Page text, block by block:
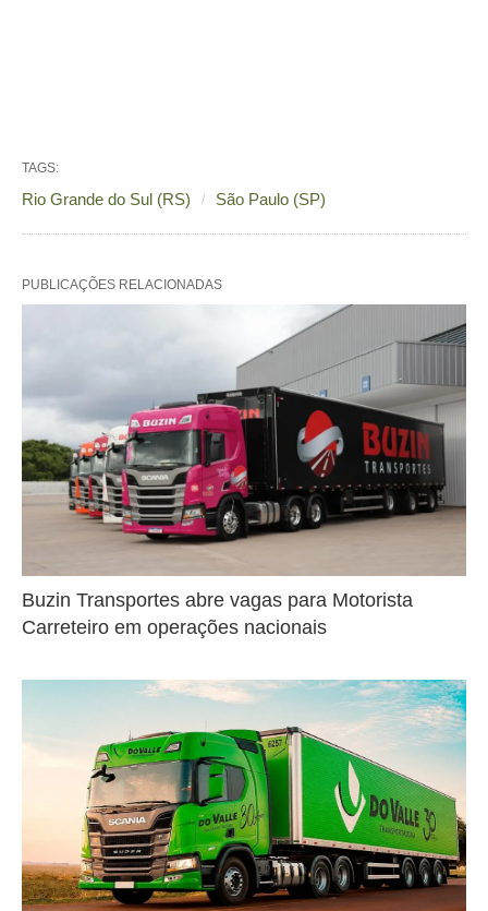
TAGS:
Rio Grande do Sul (RS) São Paulo (SP)
PUBLICAÇÕES RELACIONADAS
Buzin Transportes abre vagas para Motorista
Carreteiro em operações nacionais